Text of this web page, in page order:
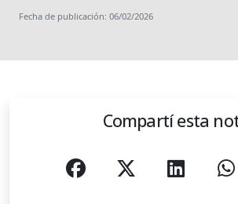
Fecha de publicación: 06/02/2026
Compartí esta